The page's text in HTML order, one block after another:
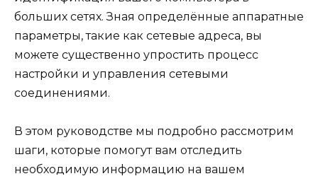
больших сетях. Зная определённые аппаратные
параметры, такие как сетевые адреса, вы
можете существенно упростить процесс
настройки и управления сетевыми
соединениями.
В этом руководстве мы подробно рассмотрим
шаги, которые помогут вам отследить
необходимую информацию на вашем